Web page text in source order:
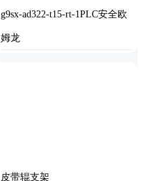
g9sx-ad322-t15-rt-1PLC安全欧
姆龙
皮带辊支架